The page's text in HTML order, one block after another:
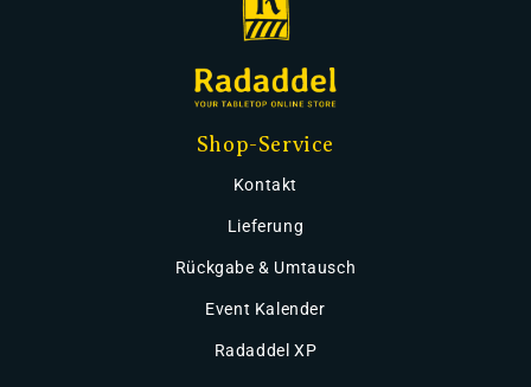
Shop-Service
Kontakt
Lieferung
Rückgabe & Umtausch
Event Kalender
Radaddel XP